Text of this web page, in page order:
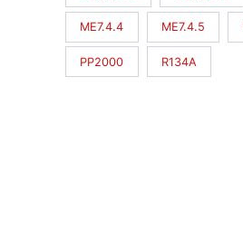
ME7.4.4 ME7.4.5
PP2000 R134A